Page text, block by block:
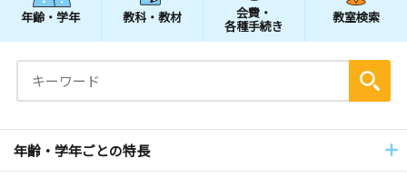
年齢・学年 教科・教材 会費・
各種手続き
教室検索
年齢・学年ごとの特長